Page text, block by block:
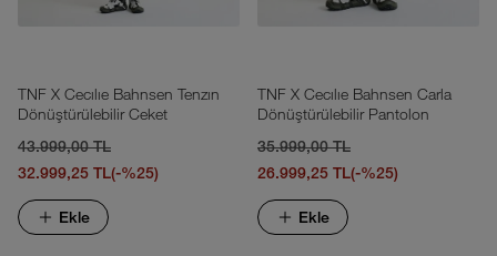
TNF X Cecılıe Bahnsen Tenzın
Dönüştürülebilir Ceket
43.999,00 TL
32.999,25 TL(-%25)
Ekle
TNF X Cecılıe Bahnsen Carla
Dönüştürülebilir Pantolon
35.999,00 TL
26.999,25 TL(-%25)
Ekle